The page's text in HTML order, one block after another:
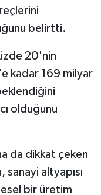
belirtti.
20'nin
kadar 169 milyar
olduğunu
da dikkat çeken
altyapısı
bir üretim